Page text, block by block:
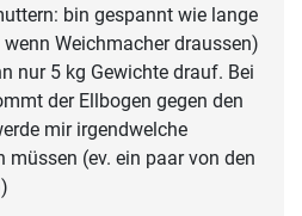
bin gespannt wie lange
Weichmacher draussen)
nur 5 kg Gewichte drauf. Bei
der Ellbogen gegen den
mir irgendwelche
müssen (ev. ein paar von den